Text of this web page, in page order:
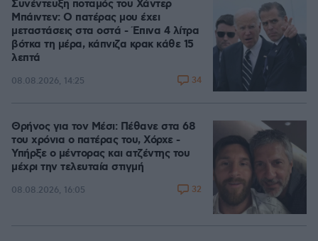
Συνέντευξη ποταμός του Χάντερ
Μπάιντεν: Ο πατέρας μου έχει
μεταστάσεις στα οστά - Έπινα 4 λίτρα
βότκα τη μέρα, κάπνιζα κρακ κάθε 15
λεπτά
08.08.2026, 14:25 34
Θρήνος για τον Μέσι: Πέθανε στα 68
του χρόνια ο πατέρας του, Χόρχε -
Υπήρξε ο μέντορας και ατζέντης του
μέχρι την τελευταία στιγμή
08.08.2026, 16:05 32